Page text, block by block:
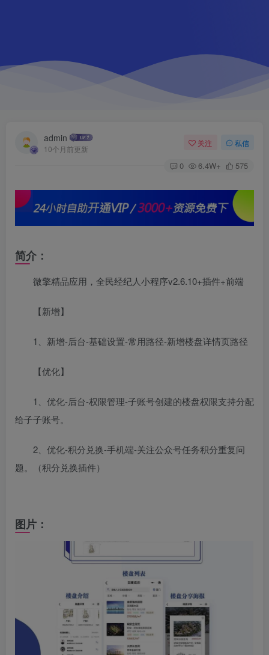
admin
10个月前更新
关注 私信
0 6.4W+ 575
简介：
微擎精品应用，全民经纪人小程序v2.6.10+插件+前端
【新增】
1、新增-后台-基础设置-常用路径-新增楼盘详情页路径
【优化】
1、优化-后台-权限管理-子账号创建的楼盘权限支持分配
给子子账号。
2、优化-积分兑换-手机端-关注公众号任务积分重复问
题。（积分兑换插件）
图片：